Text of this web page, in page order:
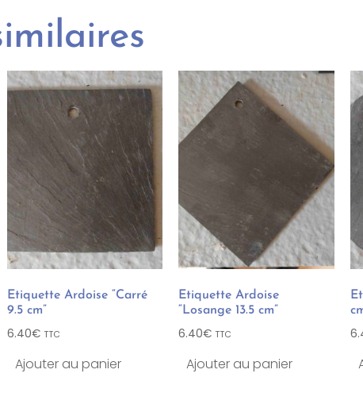
Etiquette Ardoise “Carré
9.5 cm”
6.40€ TTC
Ajouter au panier
Etiquette Ardoise
“Losange 13.5 cm”
6.40€ TTC
Ajouter au panier